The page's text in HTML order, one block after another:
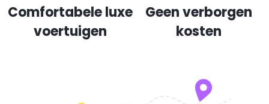
Comfortabele luxe
voertuigen
Geen verborgen
kosten